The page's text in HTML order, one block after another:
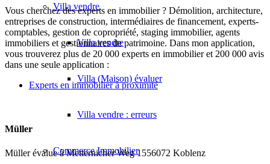
Villa vendre
Villa vendre
Villa (Maison) évaluer
Villa vendre : erreurs
CommerceImmobilier
Vous cherchez des experts en immobilier ? Démolition, architecture,
entreprises de construction, intermédiaires de financement, experts-
comptables, gestion de copropriété, staging immobilier, agents
immobiliers et gestionnaires de patrimoine. Dans mon application,
vous trouverez plus de 20 000 experts en immobilier et 200 000 avis
dans une seule application :
Experts en immobilier à proximité
Müller
Müller évalue à Metternicher Weg 1556072 Koblenz